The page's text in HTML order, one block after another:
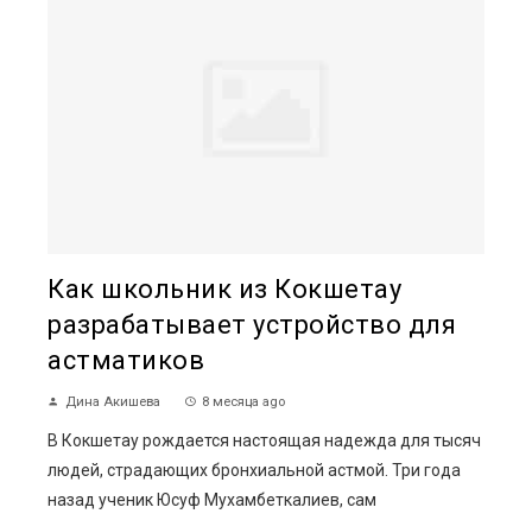
Как школьник из Кокшетау
разрабатывает устройство для
астматиков
Дина Акишева 8 месяца ago
В Кокшетау рождается настоящая надежда для тысяч
людей, страдающих бронхиальной астмой. Три года
назад ученик Юсуф Мухамбеткалиев, сам